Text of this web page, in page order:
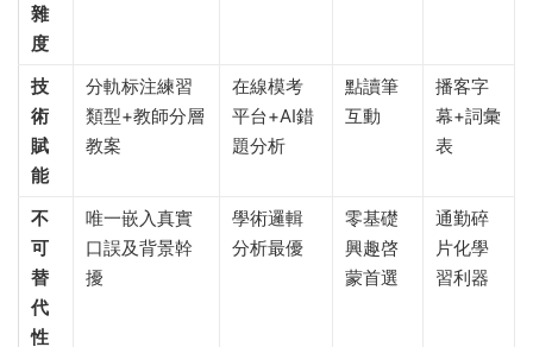
雜
度​
​技
術
賦
能​
分軌标注練習
類型+教師分層
教案
在線模考
平台+AI錯
題分析
點讀筆
互動
播客字
幕+詞彙
表
​不
可
替
代
性​
唯一嵌入真實
口誤及背景幹
擾
學術邏輯
分析最優
零基礎
興趣啓
蒙首選
通勤碎
片化學
習利器